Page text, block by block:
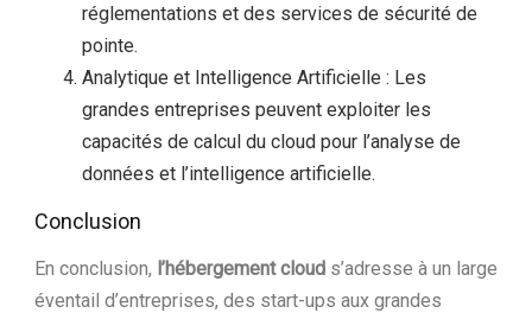
réglementations et des services de sécurité de
pointe.
Analytique et Intelligence Artificielle : Les
grandes entreprises peuvent exploiter les
capacités de calcul du cloud pour l’analyse de
données et l’intelligence artificielle.
Conclusion
En conclusion, l’hébergement cloud s’adresse à un large
éventail d’entreprises, des start-ups aux grandes